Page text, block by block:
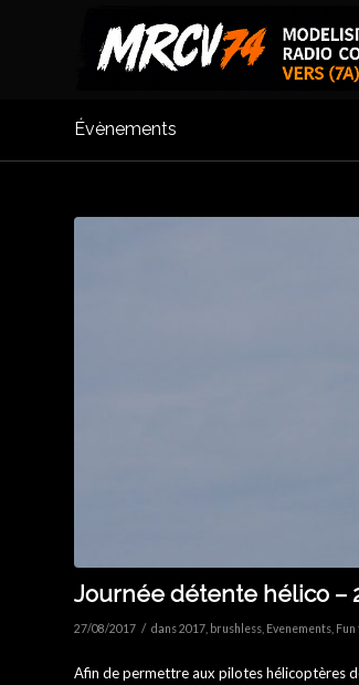
Évènements
Journée détente hélico –
27/08/2017 / dans2017 brushless Evenements Fun
Afin de permettre aux pilotes hélicoptères